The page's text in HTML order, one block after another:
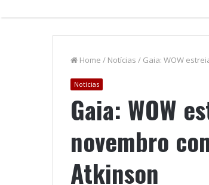
Home / Notícias / Gaia: WOW
Notícias
Gaia: WOW
novembro
Atkinson